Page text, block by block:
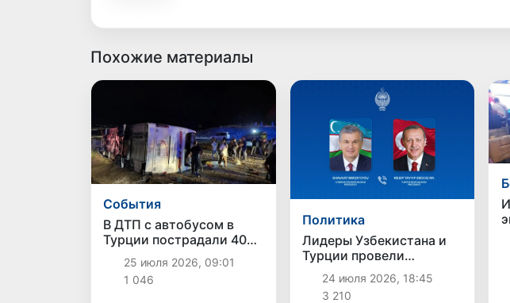
Похожие материалы
Cобытия
В ДТП с автобусом в
Турции пострадали 40
человек
25 июля 2026, 09:01
1 046
Политика
Лидеры Узбекистана и
Турции провели
телефонный разговор
24 июля 2026, 18:45
3 210